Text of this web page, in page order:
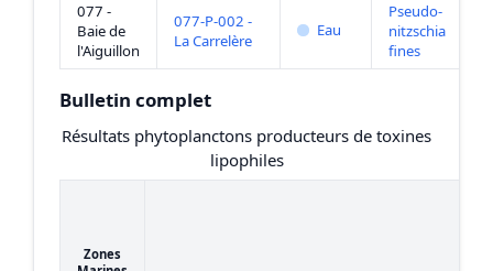
077 -
Baie de
l'Aiguillon
077-P-002 -
La Carrelère
Eau
Pseudo-
nitzschia
fines
Bulletin complet
Résultats phytoplanctons producteurs de toxines
lipophiles
Zones